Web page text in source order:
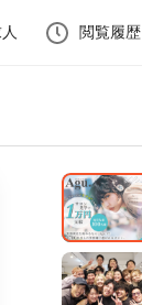
閲覧履歴